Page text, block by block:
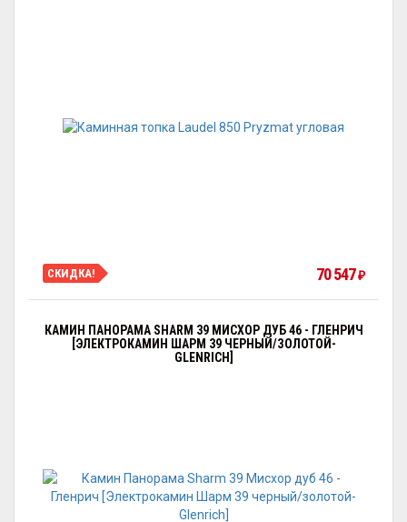
СКИДКА! 70 547₽
КАМИН ПАНОРАМА SHARM 39 МИСХОР ДУБ 46 - ГЛЕНРИЧ
[ЭЛЕКТРОКАМИН ШАРМ 39 ЧЕРНЫЙ/ЗОЛОТОЙ-
GLENRICH]